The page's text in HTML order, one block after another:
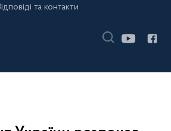
та контакти